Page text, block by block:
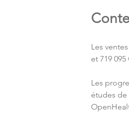
Les
et 719
Les
études de